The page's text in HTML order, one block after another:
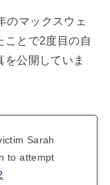
のマックスウェ
ことで2度目の自
公開していま
Sarah
to attempt